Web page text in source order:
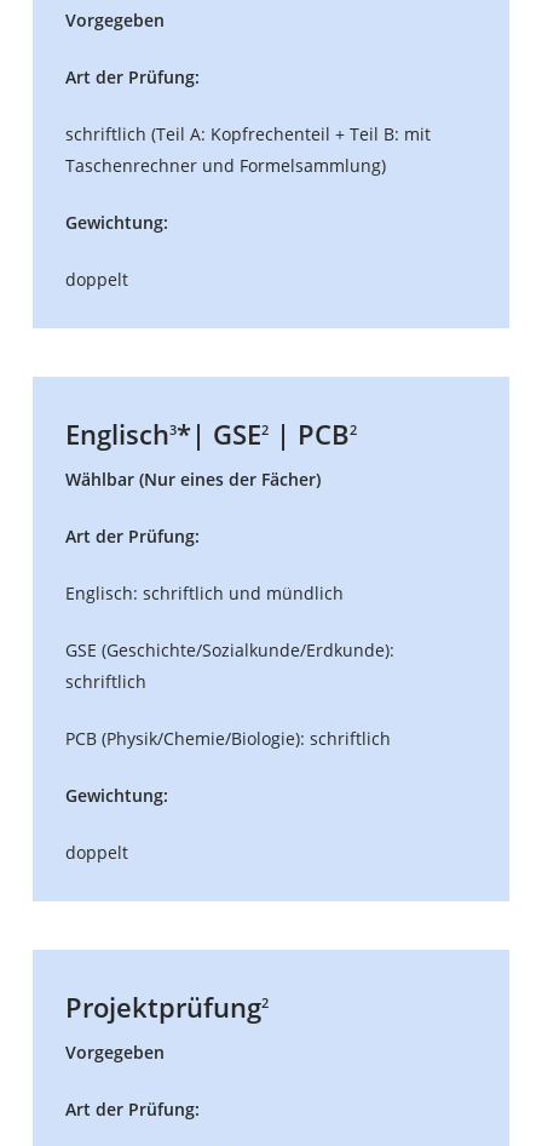
Vorgegeben
Art der Prüfung:
schriftlich (Teil A: Kopfrechenteil + Teil B: mit
Taschenrechner und Formelsammlung)
Gewichtung:
doppelt
Englisch3*| GSE2| PCB2
Wählbar (Nur eines der Fächer)
Art der Prüfung:
Englisch: schriftlich und mündlich
GSE (Geschichte/Sozialkunde/Erdkunde):
schriftlich
PCB (Physik/Chemie/Biologie): schriftlich
Gewichtung:
doppelt
Projektprüfung2
Vorgegeben
Art der Prüfung: